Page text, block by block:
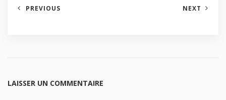
PREVIOUS NEXT
LAISSER UN COMMENTAIRE